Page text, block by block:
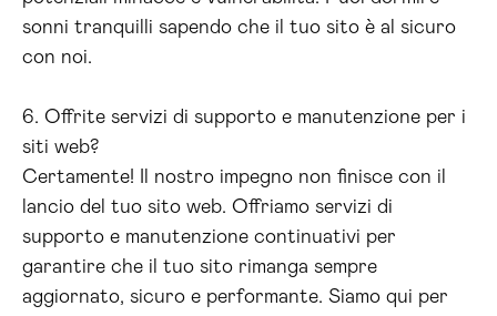
sonni tranquilli sapendo che il tuo sito è al sicuro
con noi.
6. Offrite servizi di supporto e manutenzione per i
siti web?
Certamente! Il nostro impegno non finisce con il
lancio del tuo sito web. Offriamo servizi di
supporto e manutenzione continuativi per
garantire che il tuo sito rimanga sempre
aggiornato, sicuro e performante. Siamo qui per